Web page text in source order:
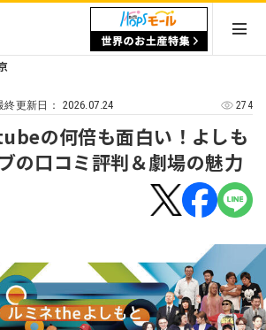
終更新日： 2026.07.24 274
の何倍も面白い！よしも
の口コミ評判＆劇場の魅力